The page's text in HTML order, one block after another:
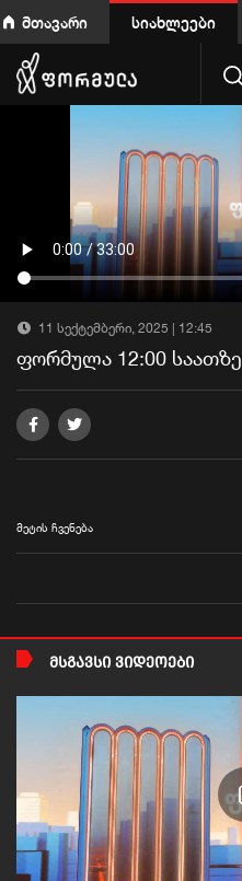
მთავარი სიახლეები
11 სექტემბერი, 2025 | 12:45
ფორმულა 12:00 საათზე
მეტის ჩვენება
ᲛᲡᲒᲐᲕᲡᲘ ᲕᲘᲓᲔᲝᲔᲑᲘ